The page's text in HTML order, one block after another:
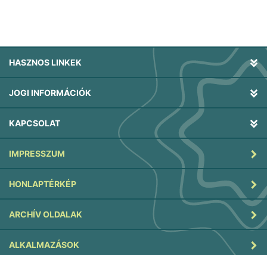
HASZNOS LINKEK
JOGI INFORMÁCIÓK
KAPCSOLAT
IMPRESSZUM
HONLAPTÉRKÉP
ARCHÍV OLDALAK
ALKALMAZÁSOK